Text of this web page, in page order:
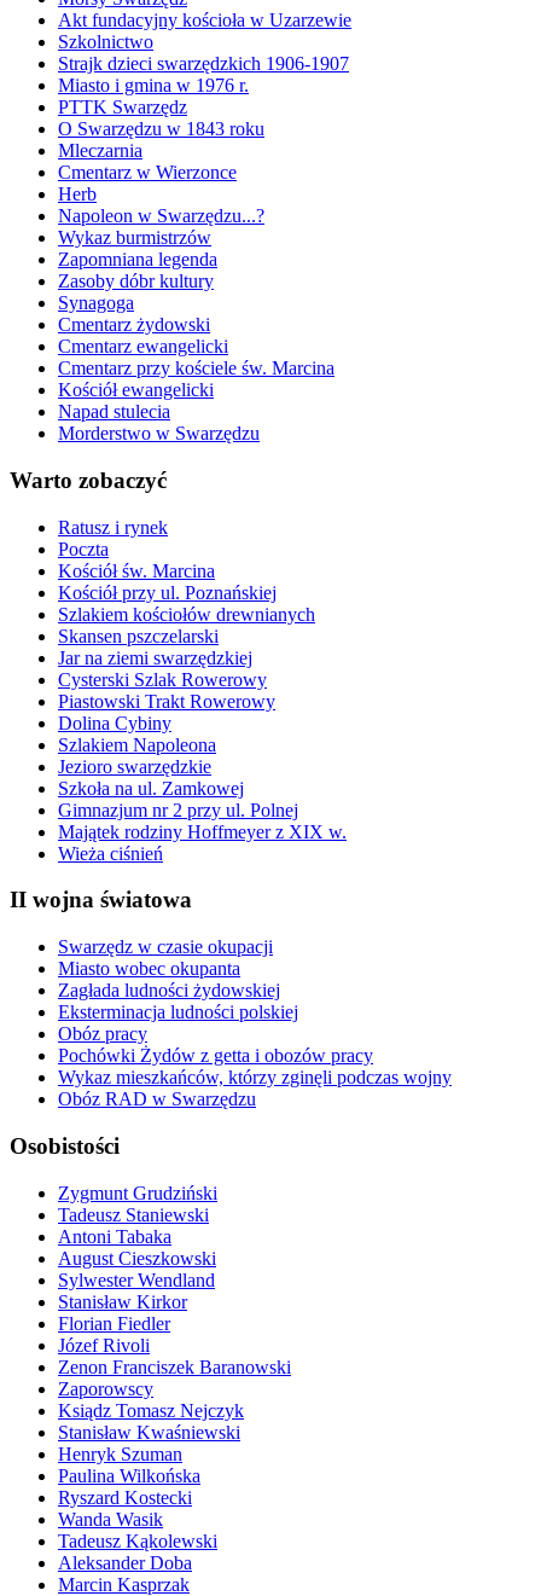
Akt fundacyjny kościoła w Uzarzewie
Szkolnictwo
Strajk dzieci swarzędzkich 1906-1907
Miasto i gmina w 1976 r.
PTTK Swarzędz
O Swarzędzu w 1843 roku
Mleczarnia
Cmentarz w Wierzonce
Herb
Napoleon w Swarzędzu...?
Wykaz burmistrzów
Zapomniana legenda
Zasoby dóbr kultury
Synagoga
Cmentarz żydowski
Cmentarz ewangelicki
Cmentarz przy kościele św. Marcina
Kościół ewangelicki
Napad stulecia
Morderstwo w Swarzędzu
Warto zobaczyć
Ratusz i rynek
Poczta
Kościół św. Marcina
Kościół przy ul. Poznańskiej
Szlakiem kościołów drewnianych
Skansen pszczelarski
Jar na ziemi swarzędzkiej
Cysterski Szlak Rowerowy
Piastowski Trakt Rowerowy
Dolina Cybiny
Szlakiem Napoleona
Jezioro swarzędzkie
Szkoła na ul. Zamkowej
Gimnazjum nr 2 przy ul. Polnej
Majątek rodziny Hoffmeyer z XIX w.
Wieża ciśnień
II wojna światowa
Swarzędz w czasie okupacji
Miasto wobec okupanta
Zagłada ludności żydowskiej
Eksterminacja ludności polskiej
Obóz pracy
Pochówki Żydów z getta i obozów pracy
Wykaz mieszkańców, którzy zginęli podczas wojny
Obóz RAD w Swarzędzu
Osobistości
Zygmunt Grudziński
Tadeusz Staniewski
Antoni Tabaka
August Cieszkowski
Sylwester Wendland
Stanisław Kirkor
Florian Fiedler
Józef Rivoli
Zenon Franciszek Baranowski
Zaporowscy
Ksiądz Tomasz Nejczyk
Stanisław Kwaśniewski
Henryk Szuman
Paulina Wilkońska
Ryszard Kostecki
Wanda Wasik
Tadeusz Kąkolewski
Aleksander Doba
Marcin Kasprzak